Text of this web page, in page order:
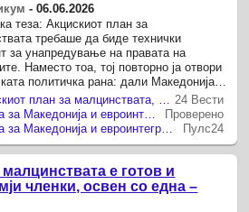
-06.06.2026
теза: Акцискиот план за
требаше да биде технички
за унапредување на правата на
Наместо тоа, тој повторно ја отвори
политичка рана: дали Македонија
според европски стандарди или ...
24 Вести
Проверено
Пулс24
е готов и
членки, освен со една –